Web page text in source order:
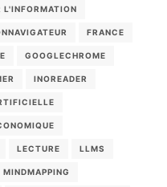
L'INFORMATION
FRANCE
GOOGLECHROME
INOREADER
LECTURE LLMS
MINDMAPPING